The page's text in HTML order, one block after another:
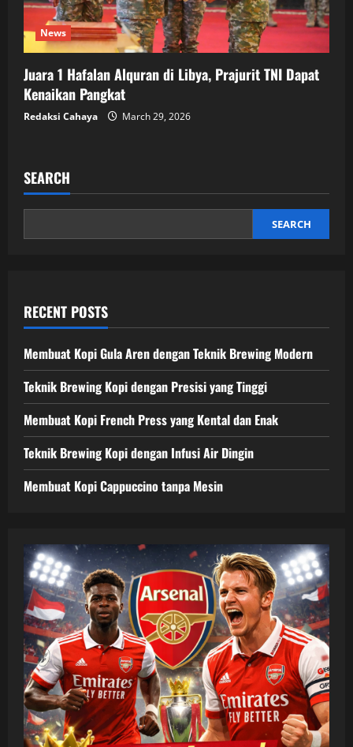
News
Juara 1 Hafalan Alquran di Libya, Prajurit TNI Dapat
Kenaikan Pangkat
Redaksi Cahaya March 29, 2026
SEARCH
SEARCH
RECENT POSTS
Membuat Kopi Gula Aren dengan Teknik Brewing Modern
Teknik Brewing Kopi dengan Presisi yang Tinggi
Membuat Kopi French Press yang Kental dan Enak
Teknik Brewing Kopi dengan Infusi Air Dingin
Membuat Kopi Cappuccino tanpa Mesin